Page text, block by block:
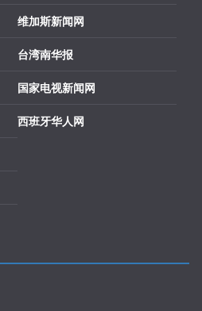
维加斯新闻网
台湾南华报
国家电视新闻网
西班牙华人网